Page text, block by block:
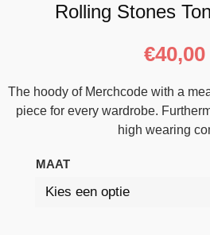
Rolling Stones
€40,00
The hoody of Merchcode with a
piece for every wardrobe.
high wearing
MAAT